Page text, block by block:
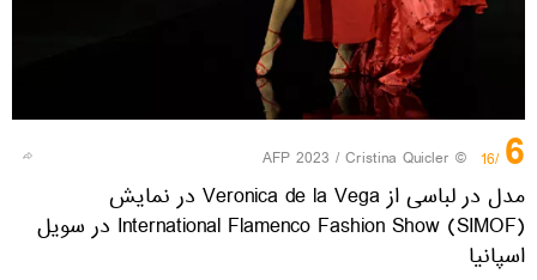
6
/16
© AFP 2023 / Cristina Quicler
مدل در لباسی از Veronica de la Vega در نمایش
International Flamenco Fashion Show (SIMOF) در سویل
اسپانیا